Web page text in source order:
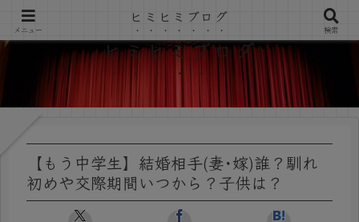
ヒミヒミブログ
【もう中学生】結婚相手(妻･嫁)誰？馴れ
初めや交際期間いつから？子供は？
メニュー
ヒミヒミブログ
検索